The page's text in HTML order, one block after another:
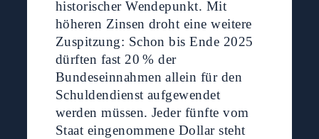
historischer Wendepunkt. Mit
höheren Zinsen droht eine weitere
Zuspitzung: Schon bis Ende 2025
dürften fast 20 % der
Bundeseinnahmen allein für den
Schuldendienst aufgewendet
werden müssen. Jeder fünfte vom
Staat eingenommene Dollar steht